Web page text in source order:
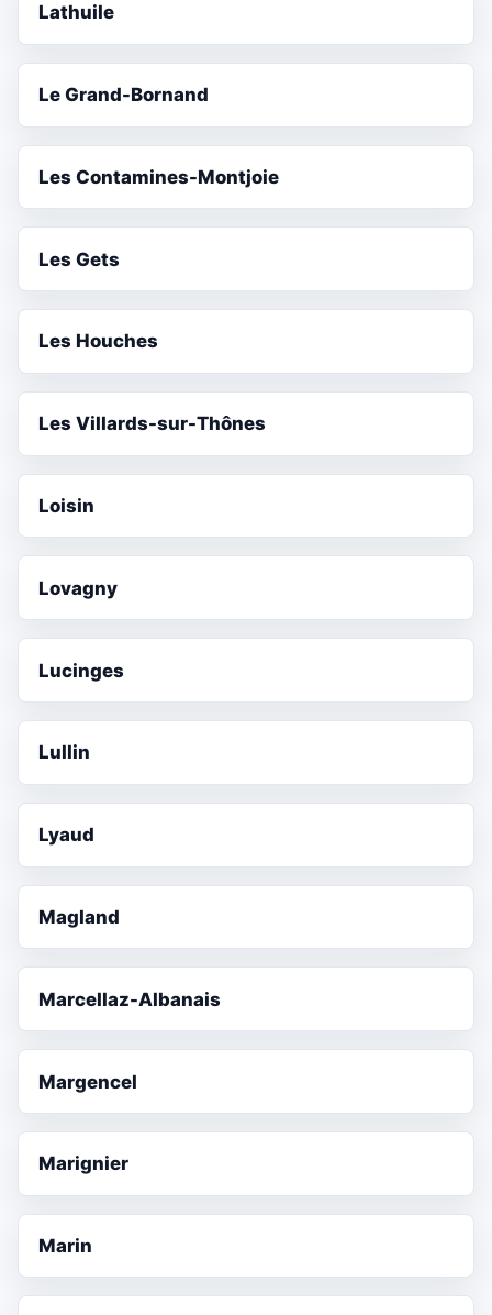
Lathuile
Le Grand-Bornand
Les Contamines-Montjoie
Les Gets
Les Houches
Les Villards-sur-Thônes
Loisin
Lovagny
Lucinges
Lullin
Lyaud
Magland
Marcellaz-Albanais
Margencel
Marignier
Marin